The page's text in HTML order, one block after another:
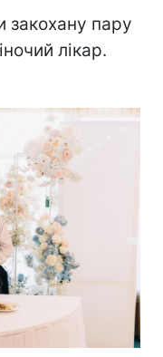
закохану пару
лікар.